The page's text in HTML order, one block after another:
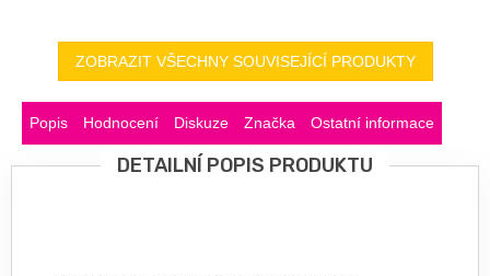
ZOBRAZIT VŠECHNY SOUVISEJÍCÍ PRODUKTY
Popis Hodnocení Diskuze Značka Ostatní informace
DETAILNÍ POPIS PRODUKTU